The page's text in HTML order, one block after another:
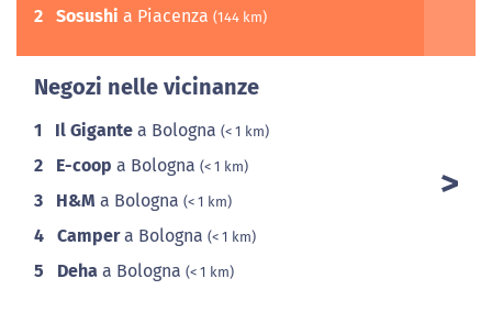
2 Sosushi a Piacenza (144 km)
Negozi nelle vicinanze
1 Il Gigante a Bologna (< 1 km)
2 E-coop a Bologna (< 1 km)
3 H&M a Bologna (< 1 km)
4 Campera Bologna (< 1 km)
5 Deha a Bologna (< 1 km)